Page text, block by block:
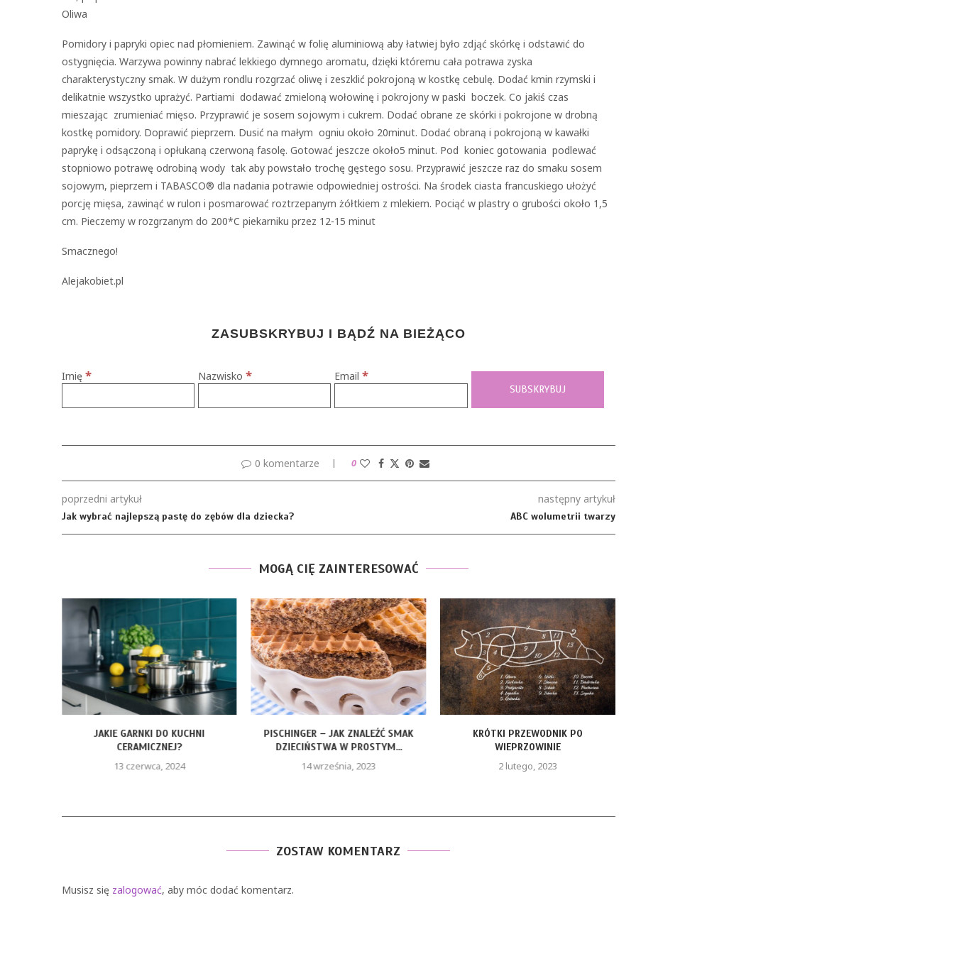
Oliwa
Pomidory i papryki opiec nad płomieniem. Zawinąć w folię aluminiową aby łatwiej było zdjąć skórkę i odstawić do
ostygnięcia. Warzywa powinny nabrać lekkiego dymnego aromatu, dzięki któremu cała potrawa zyska
charakterystyczny smak. W dużym rondlu rozgrzać oliwę i zeszklić pokrojoną w kostkę cebulę. Dodać kmin rzymski i
delikatnie wszystko uprażyć. Partiami dodawać zmieloną wołowinę i pokrojony w paski boczek. Co jakiś czas
mieszając zrumieniać mięso. Przyprawić je sosem sojowym i cukrem. Dodać obrane ze skórki i pokrojone w drobną
kostkę pomidory. Doprawić pieprzem. Dusić na małym ogniu około 20minut. Dodać obraną i pokrojoną w kawałki
paprykę i odsączoną i opłukaną czerwoną fasolę. Gotować jeszcze około5 minut. Pod koniec gotowania podlewać
stopniowo potrawę odrobiną wody tak aby powstało trochę gęstego sosu. Przyprawić jeszcze raz do smaku sosem
sojowym, pieprzem i TABASCO® dla nadania potrawie odpowiedniej ostrości. Na środek ciasta francuskiego ułożyć
porcję mięsa, zawinąć w rulon i posmarować roztrzepanym żółtkiem z mlekiem. Pociąć w plastry o grubości około 1,5
cm. Pieczemy w rozgrzanym do 200*C piekarniku przez 12-15 minut
Smacznego!
Alejakobiet.pl
ZASUBSKRYBUJ I BĄDŹ NA BIEŻĄCO
Imię * Nazwisko* Email*
0 komentarze 0
poprzedni artykuł
Jak wybrać najlepszą pastę do zębów dla dziecka?
następny artykuł
ABC wolumetrii twarzy
MOGĄ CIĘ ZAINTERESOWAĆ
JAKIE GARNKI DO KUCHNI
CERAMICZNEJ?
13 czerwca, 2024
PISCHINGER – JAK ZNALEŹĆ SMAK
DZIECIŃSTWA W PROSTYM...
14 września, 2023
KRÓTKI PRZEWODNIK PO
WIEPRZOWINIE
2 lutego, 2023
ZOSTAW KOMENTARZ
Musisz się zalogować, aby móc dodać komentarz.